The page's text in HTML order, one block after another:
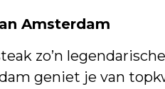
Amsterdam
zo’n
geniet je van